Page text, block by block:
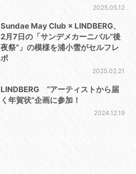
2025.05.12
Sundae May Club × LINDBERG、
2月7日の「サンデメカーニバル“後
夜祭”」の模様を浦小雪がセルフレ
ポ
2025.02.21
LINDBERG “アーティストから届
く年賀状”企画に参加！
2024.12.19